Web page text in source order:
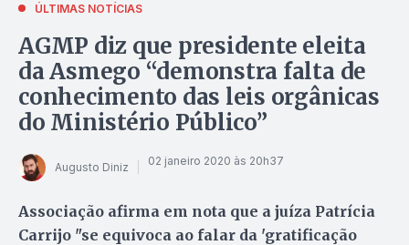
ÚLTIMAS NOTÍCIAS
AGMP diz que presidente eleita
da Asmego “demonstra falta de
conhecimento das leis orgânicas
do Ministério Público”
Augusto Diniz 02 janeiro 2020 às 20h37
Associação afirma em nota que a juíza Patrícia
Carrijo "se equivoca ao falar da 'gratificação